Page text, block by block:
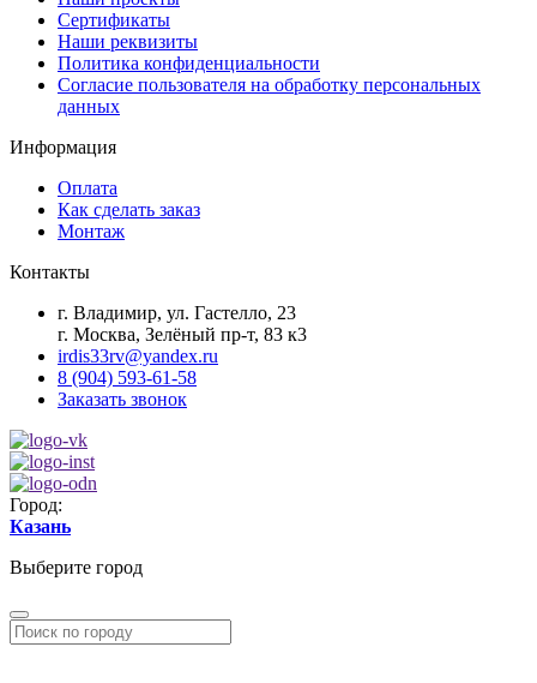
Сертификаты
Наши реквизиты
Политика конфиденциальности
Согласие пользователя на обработку персональных
данных
Информация
Оплата
Как сделать заказ
Монтаж
Контакты
г. Владимир, ул. Гастелло, 23
г. Москва, Зелёный пр-т, 83 к3
irdis33rv@yandex.ru
8 (904) 593-61-58
Заказать звонок
Город:
Казань
Выберите город